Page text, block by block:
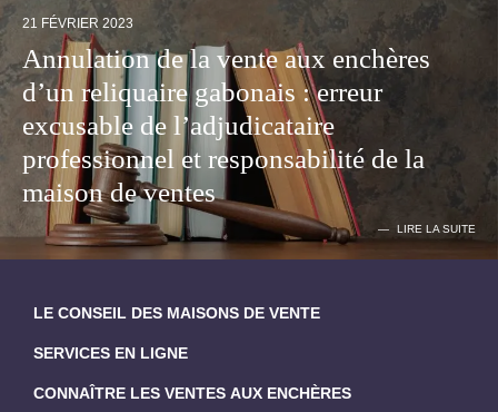
21 FÉVRIER 2023
Annulation de la vente aux enchères
d’un reliquaire gabonais : erreur
excusable de l’adjudicataire
professionnel et responsabilité de la
maison de ventes
LIRE LA SUITE
LE CONSEIL DES MAISONS DE VENTE
SERVICES EN LIGNE
CONNAÎTRE LES VENTES AUX ENCHÈRES